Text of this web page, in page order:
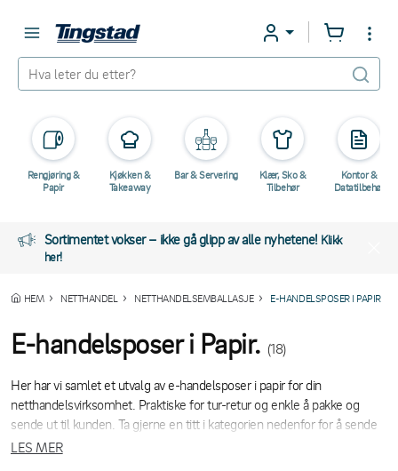
Rengjøring &
Papir
Kjøkken &
Takeaway
Bar & Servering
Klær, Sko &
Tilbehør
Kontor &
Datatilbehør
Sortimentet vokser – ikke gå glipp av alle nyhetene! Klikk
her!
HEM NETTHANDEL NETTHANDELSEMBALLASJE E-HANDELSPOSER I PAPIR
E-handelsposer i Papir. (18)
Her har vi samlet et utvalg av e-handelsposer i papir for din
netthandelsvirksomhet. Praktiske for tur-retur og enkle å pakke og
sende ut til kunden. Ta gjerne en titt i kategorien nedenfor for å sende
produktene, fra et miljøvennlig perspektiv, i et mer bevisst materiale
LES MER